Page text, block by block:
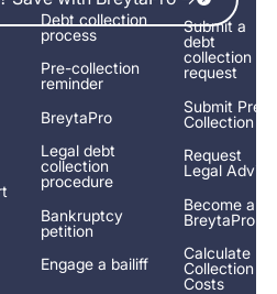
Debt collection
process
Pre-collection
reminder
BreytaPro
Legal debt
collection
procedure
Bankruptcy
petition
Engage a bailiff
Submit a
debt
collection
request
Submit Pre-
Collection
Request
Legal Advice
Become a
BreytaPro
Calculate
Collection
Costs